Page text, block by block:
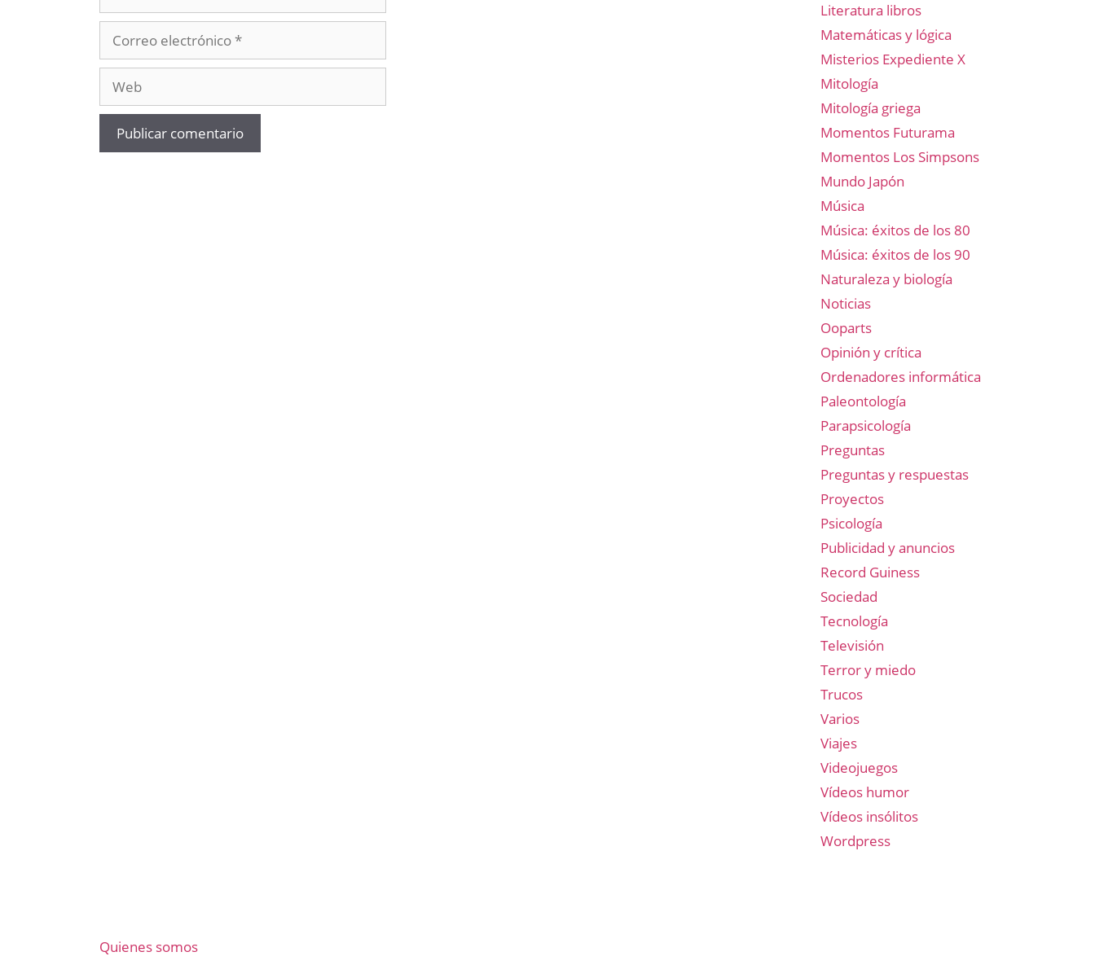
electrónico
Literatura libros
Matemáticas y lógica
Misterios Expediente X
Mitología
Mitología griega
Momentos Futurama
Momentos Los Simpsons
Mundo Japón
Música
Música: éxitos de los 80
Música: éxitos de los 90
Naturaleza y biología
Noticias
Ooparts
Opinión y crítica
Ordenadores informática
Paleontología
Parapsicología
Preguntas
Preguntas y respuestas
Proyectos
Psicología
Publicidad y anuncios
Record Guiness
Sociedad
Tecnología
Televisión
Terror y miedo
Trucos
Varios
Viajes
Videojuegos
Vídeos humor
Vídeos insólitos
Wordpress
Quienes somos